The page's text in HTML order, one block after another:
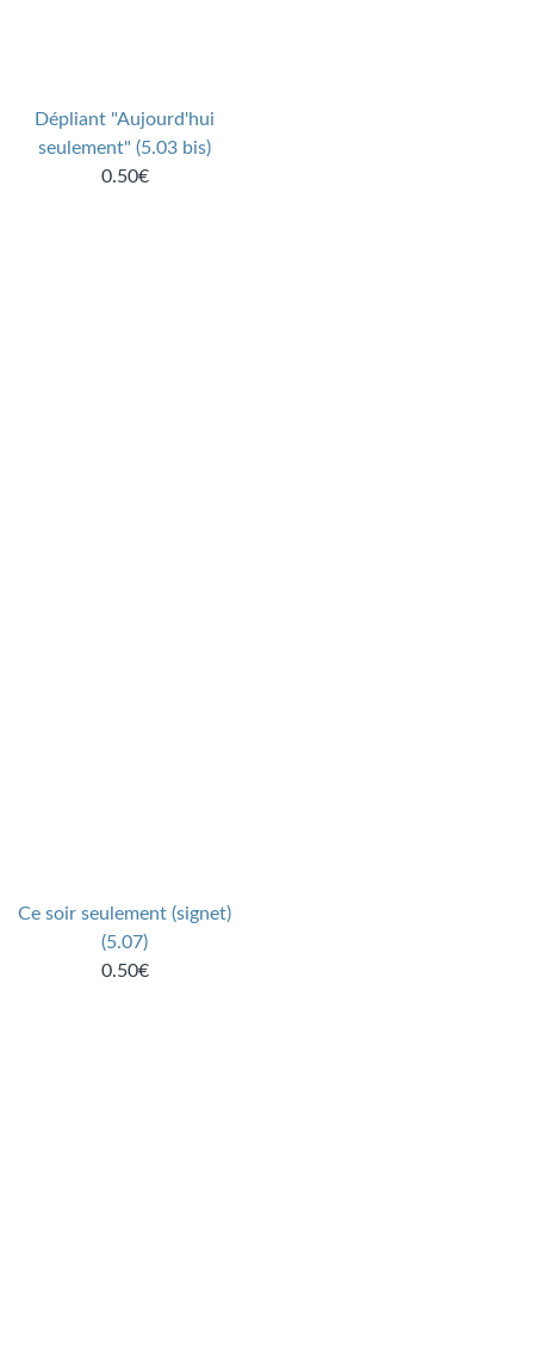
Dépliant "Aujourd'hui
seulement" (5.03 bis)
0.50€
Ce soir seulement (signet)
(5.07)
0.50€